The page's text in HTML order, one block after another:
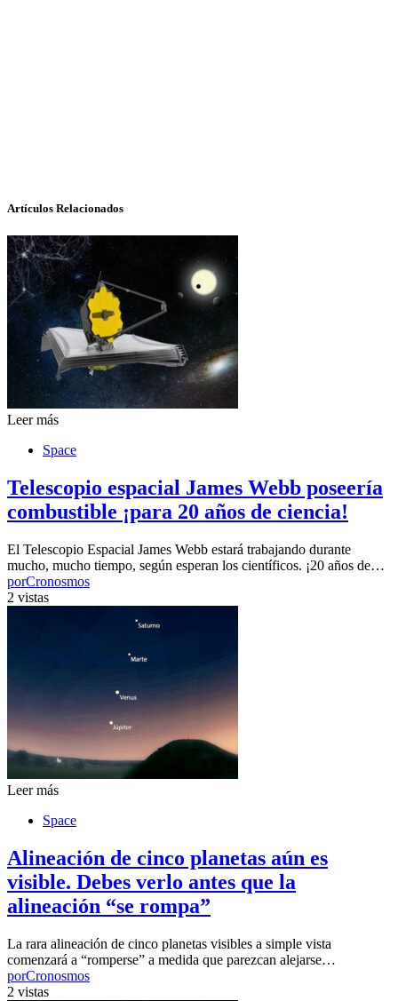
Artículos Relacionados
Leer más
Space
Telescopio espacial James Webb poseería
combustible ¡para 20 años de ciencia!
El Telescopio Espacial James Webb estará trabajando durante
mucho, mucho tiempo, según esperan los científicos. ¡20 años de…
porCronosmos
2 vistas
Leer más
Space
Alineación de cinco planetas aún es
visible. Debes verlo antes que la
alineación “se rompa”
La rara alineación de cinco planetas visibles a simple vista
comenzará a “romperse” a medida que parezcan alejarse…
porCronosmos
2 vistas